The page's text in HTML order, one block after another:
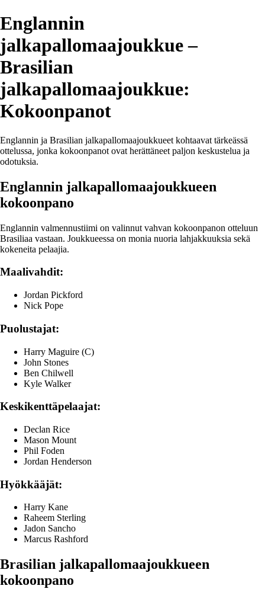
Englannin
jalkapallomaajoukkue –
Brasilian
jalkapallomaajoukkue:
Kokoonpanot
Englannin ja Brasilian jalkapallomaajoukkueet kohtaavat tärkeässä
ottelussa, jonka kokoonpanot ovat herättäneet paljon keskustelua ja
odotuksia.
Englannin jalkapallomaajoukkueen
kokoonpano
Englannin valmennustiimi on valinnut vahvan kokoonpanon otteluun
Brasiliaa vastaan. Joukkueessa on monia nuoria lahjakkuuksia sekä
kokeneita pelaajia.
Maalivahdit:
Jordan Pickford
Nick Pope
Puolustajat:
Harry Maguire (C)
John Stones
Ben Chilwell
Kyle Walker
Keskikenttäpelaajat:
Declan Rice
Mason Mount
Phil Foden
Jordan Henderson
Hyökkääjät:
Harry Kane
Raheem Sterling
Jadon Sancho
Marcus Rashford
Brasilian jalkapallomaajoukkueen
kokoonpano